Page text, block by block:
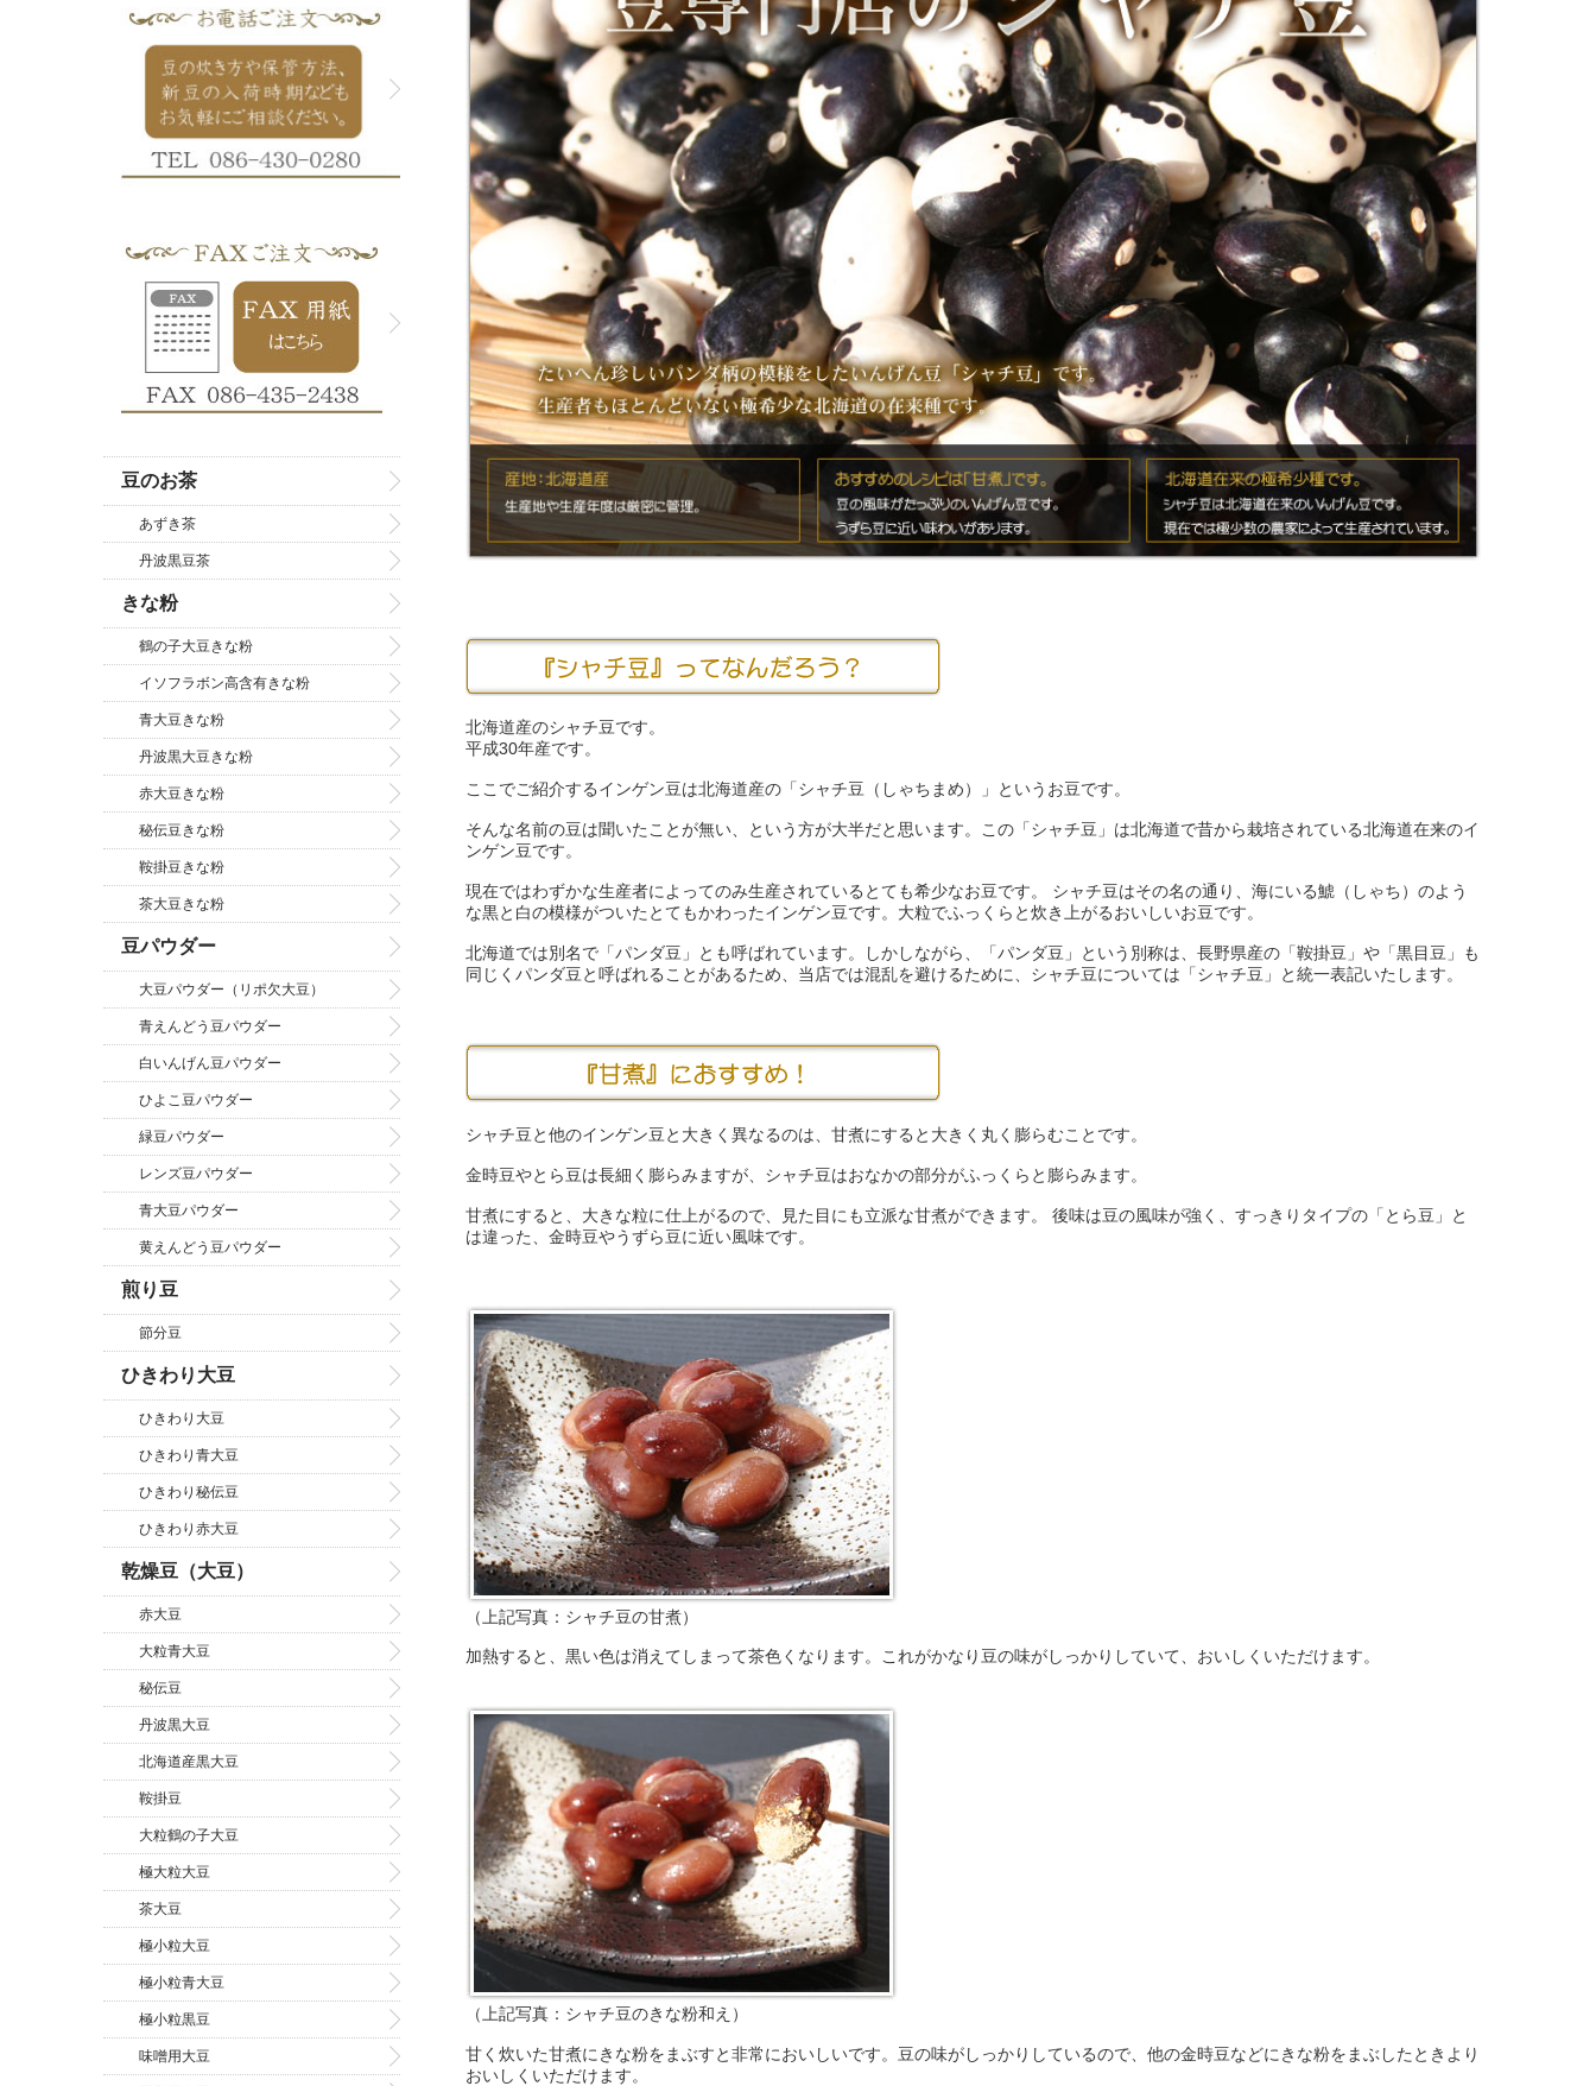
北海道産のシャチ豆です。
平成30年産です。
ここでご紹介するインゲン豆は北海道産の「シャチ豆（しゃちまめ）」というお豆です。
そんな名前の豆は聞いたことが無い、という方が大半だと思います。この「シャチ豆」は北海道で昔から栽培されている北海道在来のイ
ンゲン豆です。
現在ではわずかな生産者によってのみ生産されているとても希少なお豆です。 シャチ豆はその名の通り、海にいる鯱（しゃち）のよう
な黒と白の模様がついたとてもかわったインゲン豆です。大粒でふっくらと炊き上がるおいしいお豆です。
北海道では別名で「パンダ豆」とも呼ばれています。しかしながら、「パンダ豆」という別称は、長野県産の「鞍掛豆」や「黒目豆」も
同じくパンダ豆と呼ばれることがあるため、当店では混乱を避けるために、シャチ豆については「シャチ豆」と統一表記いたします。
シャチ豆と他のインゲン豆と大きく異なるのは、甘煮にすると大きく丸く膨らむことです。
金時豆やとら豆は長細く膨らみますが、シャチ豆はおなかの部分がふっくらと膨らみます。
甘煮にすると、大きな粒に仕上がるので、見た目にも立派な甘煮ができます。 後味は豆の風味が強く、すっきりタイプの「とら豆」と
は違った、金時豆やうずら豆に近い風味です。
（上記写真：シャチ豆の甘煮）
加熱すると、黒い色は消えてしまって茶色くなります。これがかなり豆の味がしっかりしていて、おいしくいただけます。
（上記写真：シャチ豆のきな粉和え）
甘く炊いた甘煮にきな粉をまぶすと非常においしいです。豆の味がしっかりしているので、他の金時豆などにきな粉をまぶしたときより
おいしくいただけます。
豆のお茶
あずき茶
丹波黒豆茶
きな粉
鶴の子大豆きな粉
イソフラボン高含有きな粉
青大豆きな粉
丹波黒大豆きな粉
赤大豆きな粉
秘伝豆きな粉
鞍掛豆きな粉
茶大豆きな粉
豆パウダー
大豆パウダー（リポ欠大豆）
青えんどう豆パウダー
白いんげん豆パウダー
ひよこ豆パウダー
緑豆パウダー
レンズ豆パウダー
青大豆パウダー
黄えんどう豆パウダー
煎り豆
節分豆
ひきわり大豆
ひきわり大豆
ひきわり青大豆
ひきわり秘伝豆
ひきわり赤大豆
乾燥豆（大豆）
赤大豆
大粒青大豆
秘伝豆
丹波黒大豆
北海道産黒大豆
鞍掛豆
大粒鶴の子大豆
極大粒大豆
茶大豆
極小粒大豆
極小粒青大豆
極小粒黒豆
味噌用大豆